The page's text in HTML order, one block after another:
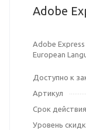
Adobe
Adobe
European
Доступно к
Артикул
Срок действия
Уровень